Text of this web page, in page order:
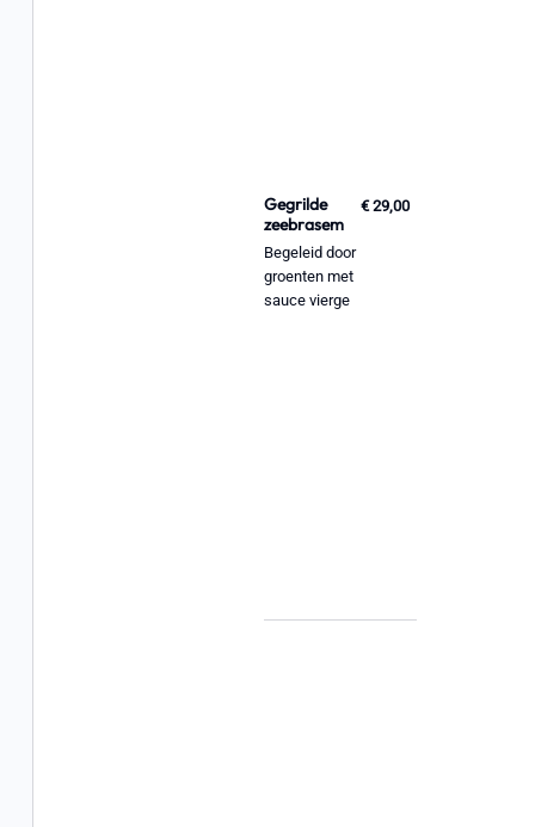
Gegrilde
zeebrasem
Begeleid door
groenten met
sauce vierge
€ 29,00